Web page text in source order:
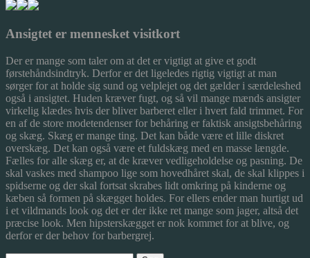
Ansigtet er mennesket visitkort
Der er mange som taler om at det er vigtigt at give et godt
førstehåndsindtryk. Derfor er det ligeledes rigtig vigtigt at man
sørger for at holde sig sund og velplejet og det gælder i særdeleshed
også i ansigtet. Huden kræver fugt, og så vil mange mænds ansigter
virkelig klædes hvis der bliver barberet eller i hvert fald trimmet. For
en af de store modetendenser for behåring er faktisk ansigtsbehåring
og skæg. Skæg er mange ting. Det kan både være et lille diskret
overskæg. Det kan også være et fuldskæg med en masse længde.
Fælles for alle skæg er, at de kræver vedligeholdelse og pasning. De
skal vaskes med shampoo lige som hovedhåret skal, de skal klippes i
spidserne og der skal fortsat skrabes lidt omkring på kinderne og
kæben så formen på skægget holdes. For ellers ender man hurtigt ud
i et vildmands look og det er der ikke ret mange som jager, altså det
præcise look. Men hipsterskægget er nok kommet for at blive, og
derfor er der behov for barbergrej.